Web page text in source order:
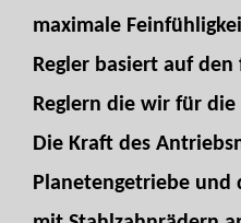
maximale
Regler basiert auf
Reglern die wir für
Die Kraft des
Planetengetriebe und